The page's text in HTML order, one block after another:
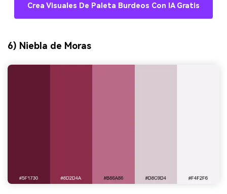
Crea Visuales De Paleta Burdeos Con IA Gratis
6) Niebla de Moras